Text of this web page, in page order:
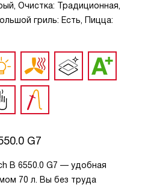
Очистка: Традиционная,
гриль: Есть, Пицца:
G7
B 6550.0 G7 — удобная
70 л. Вы без труда